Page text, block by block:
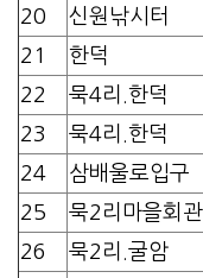
20 신원낚시터
21
한덕
22
묵4리.한덕
23
묵4리.한덕
24
삼배울로입구
25
묵2리마을회
26
묵2리.굴암